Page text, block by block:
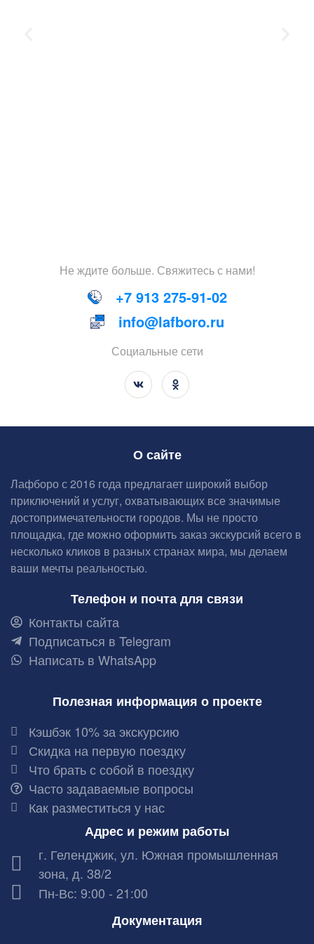
Не ждите больше. Свяжитесьс нами!
+7 913 275-91-02
info@lafboro.ru
Социальные сети
О сайте
Лафборо с 2016 года предлагает широкий выбор
приключений и услуг, охватывающих все значимые
достопримечательности городов. Мы не просто
площадка, где можно оформить заказ экскурсий всего в
несколько кликов в разных странах мира, мы делаем
ваши мечты реальностью.
Телефон и почта для связи
Контакты сайта
Подписаться в Telegram
Написать в WhatsApp
Полезная информация о проекте
Кэшбэк 10% за экскурсию
Скидка на первую поездку
Что брать с собой в поездку
Часто задаваемые вопросы
Как разместиться у нас
Адрес и режим работы
г. Геленджик, ул. Южная промышленная
зона, д. 38/2
Пн-Вс: 9:00 - 21:00
Документация